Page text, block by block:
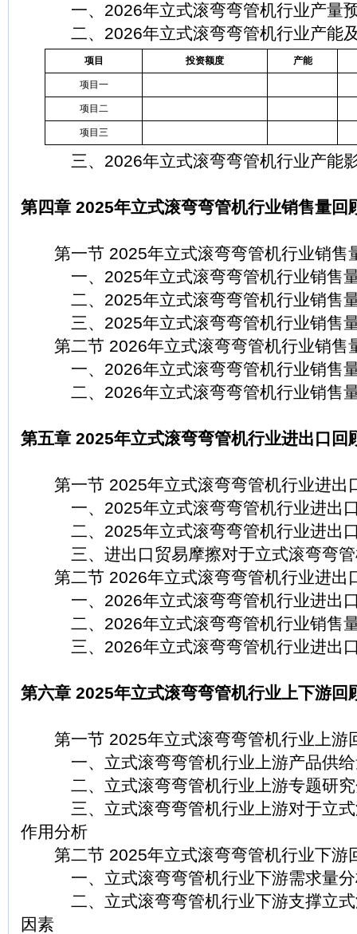
一、2026年立式滚弯弯管机行业产量
二、2026年立式滚弯弯管机行业产能及
项目 投资额度 产能
项目一
项目二
项目三
三、2026年立式滚弯弯管机行业产能
第四章 2025年立式滚弯弯管机行业销售量回
第一节 2025年立式滚弯弯管机行业销售
一、2025年立式滚弯弯管机行业销售
二、2025年立式滚弯弯管机行业销售
三、2025年立式滚弯弯管机行业销售量
第二节 2026年立式滚弯弯管机行业销售
一、2026年立式滚弯弯管机行业销售
二、2026年立式滚弯弯管机行业销售量
第五章 2025年立式滚弯弯管机行业进出口回
第一节 2025年立式滚弯弯管机行业进出
一、2025年立式滚弯弯管机行业进出
二、2025年立式滚弯弯管机行业进出口
三、进出口贸易摩擦对于立式滚弯弯管
第二节 2026年立式滚弯弯管机行业进出
一、2026年立式滚弯弯管机行业进出
二、2026年立式滚弯弯管机行业销售量
三、2026年立式滚弯弯管机行业进出口
第六章 2025年立式滚弯弯管机行业上下游回
第一节 2025年立式滚弯弯管机行业上游
一、立式滚弯弯管机行业上游产品供给
二、立式滚弯弯管机行业上游专题研究
三、立式滚弯弯管机行业上游对于立式
作用分析
第二节 2025年立式滚弯弯管机行业下游
一、立式滚弯弯管机行业下游需求量分
二、立式滚弯弯管机行业下游支撑立式
因素